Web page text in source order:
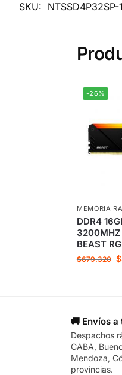
SKU: NTSSD4P32SP-
-26%
MEMORIA
DDR4
3200MHZ
BEAST
$679.320 $
🚚 Envíos
Despachos
CABA,
Mendoza,
provincias.